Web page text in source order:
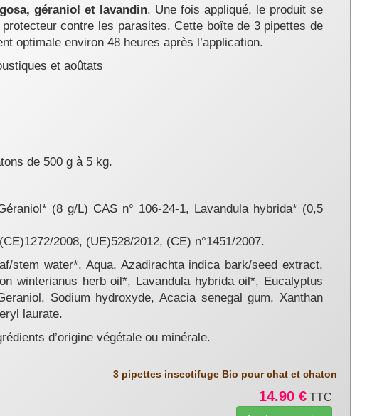
géraniol et lavandin. Une fois appliqué, le produit se
contre les parasites. Cette boîte de 3 pipettes de
optimale environ 48 heures après l’application.
et aoûtats
de 500 g à 5 kg.
(8 g/L) CAS n° 106-24-1, Lavandula hybrida* (0,5
2008, (UE)528/2012, (CE) n°1451/2007.
stem water*, Aqua, Azadirachta indica bark/seed extract,
winterianus herb oil*, Lavandula hybrida oil*, Eucalyptus
Sodium hydroxyde, Acacia senegal gum, Xanthan
laurate.
d’origine végétale ou minérale.
3 pipettes insectifuge Bio pour chat et chaton
14.90 € TTC